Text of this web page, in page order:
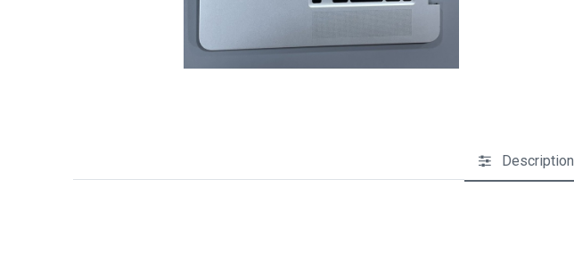
Description